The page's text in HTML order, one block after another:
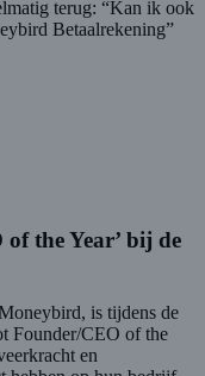
terug: “Kan ik ook
Betaalrekening”
the Year’ bij de
is tijdens de
Founder/CEO of the
en